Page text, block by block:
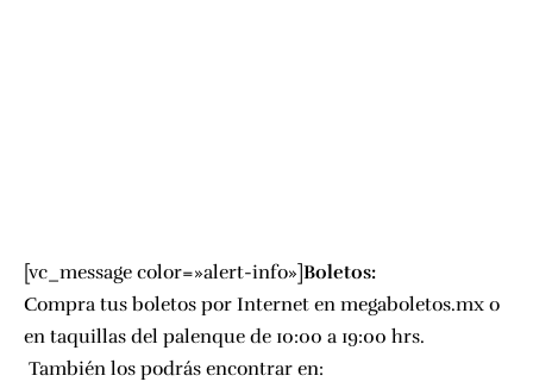
[vc_message color=»alert-info»]Boletos:
Compra tus boletos por Internet en megaboletos.mx o
en taquillas del palenque de 10:00 a 19:00 hrs.
También los podrás encontrar en: